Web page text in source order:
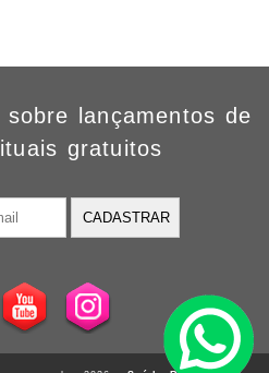
sobre lançamentos de
gratuitos
CADASTRAR